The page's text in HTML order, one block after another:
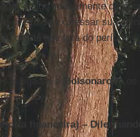
, é algo inteiramente de
o direito de expressar sua
desde que fora do período
ligadas a Bolsonaro(e os
dia 15):
financeira) –